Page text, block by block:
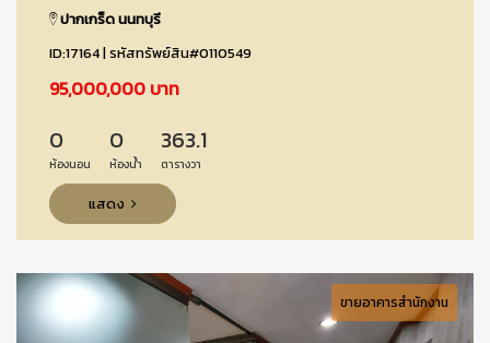
ปากเกร็ด นนทบุรี
ID:17164 | รหัสทรัพย์สิน#0110549
95,000,000 บาท
0
ห้องนอน
0
ห้องน้ำ
363.1
ตารางวา
แสดง
ขายอาคารสำนักงาน